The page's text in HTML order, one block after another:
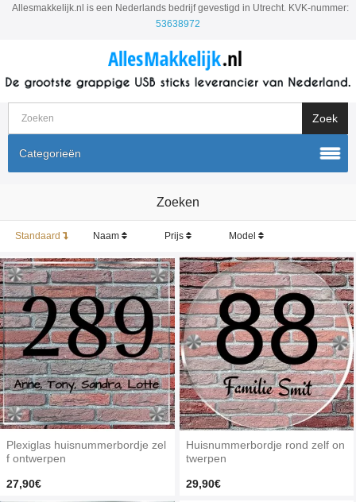
Allesmakkelijk.nl is een Nederlands bedrijf gevestigd in Utrecht. KVK-nummer:
53638972
Categorieën
Zoeken
Standaard Naam Prijs Model
Plexiglas huisnummerbordje zel
f ontwerpen
27,90€
Huisnummerbordje rond zelf on
twerpen
29,90€